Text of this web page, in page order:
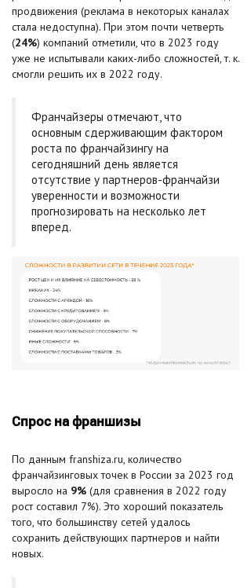
продвижения (реклама в некоторых каналах
стала недоступна). При этом почти четверть
(24%) компаний отметили, что в 2023 году
уже не испытывали каких-либо сложностей, т. к.
смогли решить их в 2022 году.
Франчайзеры отмечают, что
основным сдерживающим фактором
роста по франчайзингу на
сегодняшний день является
отсутствие у партнеров-франчайзи
уверенности и возможности
прогнозировать на несколько лет
вперед.
Спрос на франшизы
По данным franshiza.ru, количество
франчайзинговых точек в России за 2023 год
выросло на 9% (для сравнения в 2022 году
рост составил 7%). Это хороший показатель
того, что большинству сетей удалось
сохранить действующих партнеров и найти
новых.